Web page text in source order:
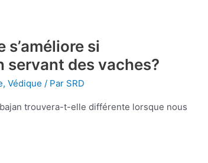
si
servant des vaches?
,Védique / Par SRD
trouvera-t-elle différente lorsque nous